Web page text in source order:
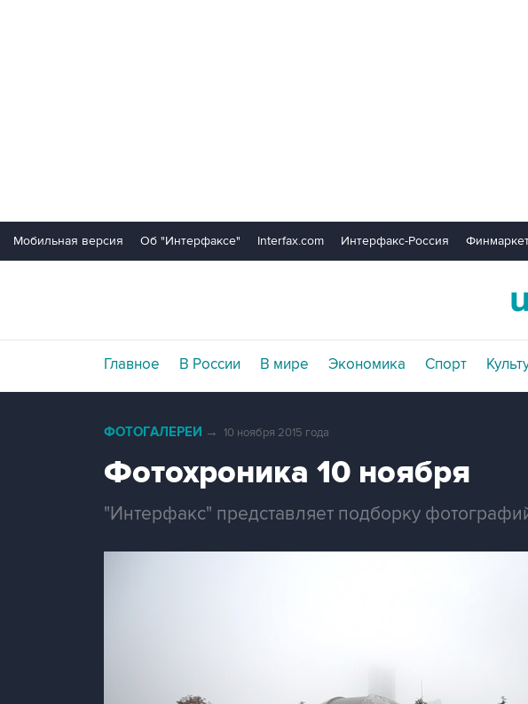
Мобильная версия Об "Интерфаксе" Interfax.com Интерфакс-Россия
Главное В России В мире Экономика Спорт
ФОТОГАЛЕРЕИ → 10 ноября 2015 года
Фотохроника 10 ноября
"Интерфакс" представляет подборку